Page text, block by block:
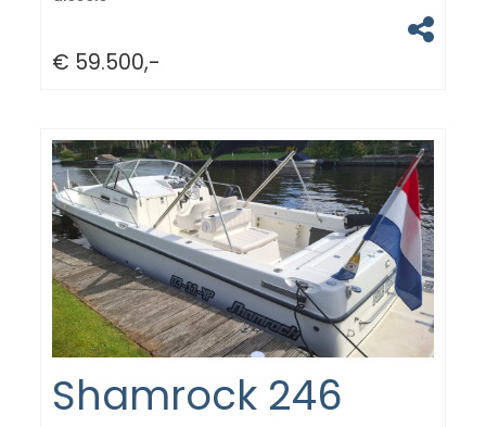
€ 59.500,-
Shamrock 246